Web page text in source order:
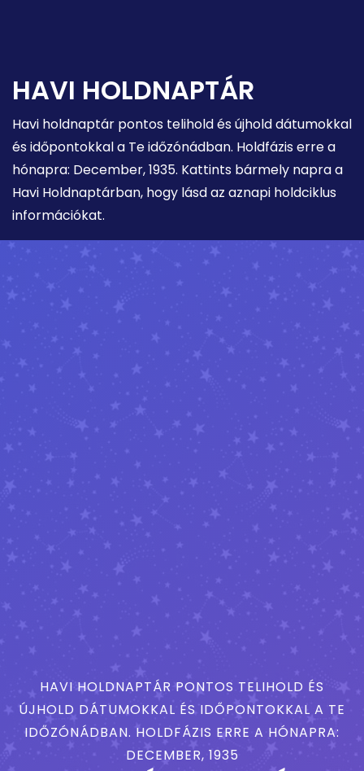
HAVI HOLDNAPTÁR
Havi holdnaptár pontos telihold és újhold dátumokkal
és időpontokkal a Te időzónádban. Holdfázis erre a
hónapra: December, 1935. Kattints bármely napra a
Havi Holdnaptárban, hogy lásd az aznapi holdciklus
információkat.
HAVI HOLDNAPTÁR PONTOS TELIHOLD ÉS
ÚJHOLD DÁTUMOKKAL ÉS IDŐPONTOKKAL A TE
IDŐZÓNÁDBAN. HOLDFÁZIS ERRE A HÓNAPRA:
DECEMBER, 1935